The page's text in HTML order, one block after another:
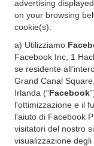
advertising
on your browsing
cookie(s):
a) Utilizziamo
Facebook Inc, 1
se residente
Grand Canal
Irlanda (“Facebook
l'ottimizzazione e il
l'aiuto di Facebook
visitatori del nostro
visualizzazione